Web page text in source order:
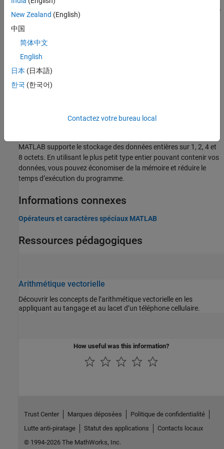
tailles de dimension des entrées sont les mêmes ou si l’une d’entre
Operator Precedence
Precedence rules determine the order in which MATLAB evaluates
an expression.
Floating-Point Numbers
MATLAB supporte le stockage des données entières sur 1, 2, 4 et
8 octets. En utilisant le plus petit type entier pouvant contenir vos
données, vous pouvez économiser de la mémoire et réduire le
temps d’exécution du programme.
Informations connexes
Opérateurs et caractères spéciaux MATLAB
Ressources pédagogiques
Arithmétique vectorielle
Découvrir les concepts de l’arithmétique vectorielle en les
appliquant au tangage et au lacet d’un téléphone cellulaire.
How useful was this information?
New Zealand (English)
中国
简体中文
English
日本 (日本語)
한국 (한국어)
Contactez votre bureau local
Trust Center Marques déposées
Politique de confidentialité
Lutte anti-piratage
Statut des applications
Contacts locaux
© 1994-2026 The MathWorks, Inc.